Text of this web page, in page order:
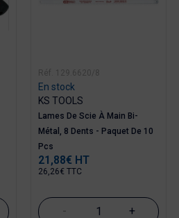
Réf. 129.6620/8
En stock
KS TOOLS
Lames De Scie À Main Bi-
Métal, 8 Dents - Paquet De 10
Pcs
Prix
21,88€ HT
26,26€ TTC
- +